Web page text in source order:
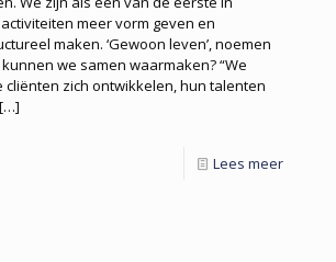
meer vorm geven en
maken. ‘Gewoon leven’, noemen
kunnen we samen waarmaken? “We
cliënten zich ontwikkelen, hun talenten
[…]
Lees meer